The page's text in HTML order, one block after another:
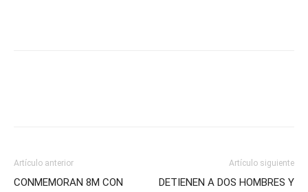
Artículo anterior
CONMEMORAN 8M CON
Artículo siguiente
DETIENEN A DOS HOMBRES Y